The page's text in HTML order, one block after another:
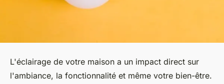
L'éclairage de votre maison a un impact direct sur
l'ambiance, la fonctionnalité et même votre bien-être.